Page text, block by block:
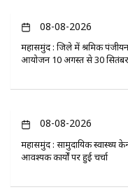
08-08-2026
महासमुंद : जिले में श्रमिक
आयोजन 10 अगस्त से 30
08-08-2026
महासमुंद : सामुदायिक स्वास्थ्य
आवश्यक कार्यों पर हुई चर्चा